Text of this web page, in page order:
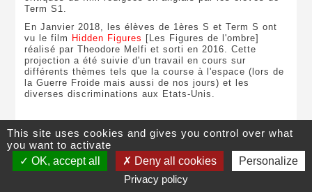
Term S1.
En Janvier 2018, les élèves de 1ères S et Term S ont
vu le film Hidden Figures [Les Figures de l'ombre]
réalisé par Theodore Melfi et sorti en 2016. Cette
projection a été suivie d'un travail en cours sur
différents thèmes tels que la course à l'espace (lors de
la Guerre Froide mais aussi de nos jours) et les
diverses discriminations aux Etats-Unis.
Lycée Pierre Caraminot 28 avenue de Ventadour , 19300Egletons
05 55 93 13 19| Contact|Plan du site|Mentions légales
This site uses cookies and gives you control over what
you want to activate
OK, accept all
Deny all cookies
Personalize
Privacy policy